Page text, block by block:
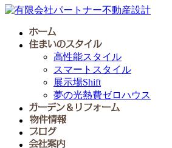
高性能スタイル
スマートスタイル
展示場Shift
夢の光熱費ゼロハウス